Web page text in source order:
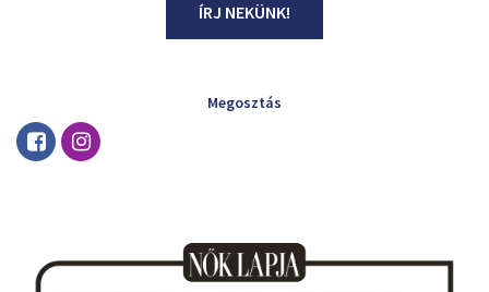
ÍRJ NEKÜNK!
Megosztás